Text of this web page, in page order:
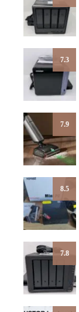
7.3
7.9
8.5
7.8